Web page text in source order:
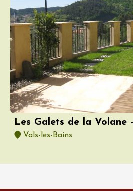
Les Galets de la Volane
Vals-les-Bains